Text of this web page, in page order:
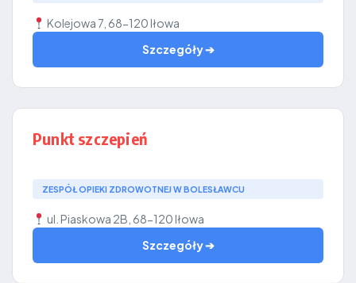
Kolejowa 7, 68-120 Iłowa
Szczegóły ➔
Punkt szczepień
ZESPÓŁ OPIEKI ZDROWOTNEJ W BOLESŁAWCU
ul. Piaskowa 2B, 68-120 Iłowa
Szczegóły ➔